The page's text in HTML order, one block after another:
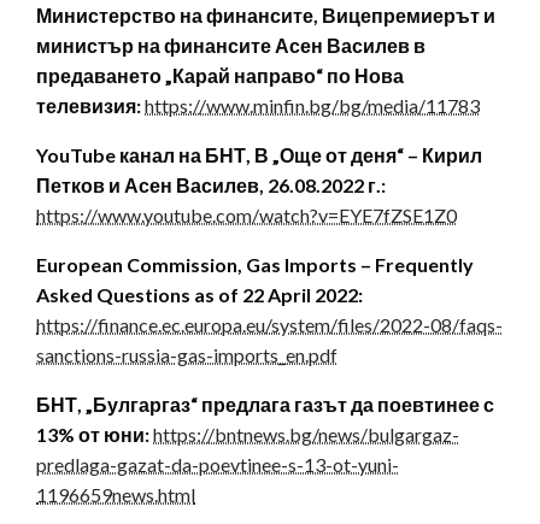
Министерство на финансите, Вицепремиерът и
министър на финансите Асен Василев в
предаването „Карай направо“ по Нова
телевизия:https://www.minfin.bg/bg/media/11783
YouTube канал на БНТ, В „Още от деня“ – Кирил
Петков и Асен Василев, 26.08.2022 г.:
https://www.youtube.com/watch?v=EYE7fZSE1Z0
European Commission, Gas Imports – Frequently
Asked Questions as of 22 April 2022:
https://finance.ec.europa.eu/system/files/2022-08/faqs-
sanctions-russia-gas-imports_en.pdf
БНТ, „Булгаргаз“ предлага газът да поевтинее с
13% от юни:https://bntnews.bg/news/bulgargaz-
predlaga-gazat-da-poevtinee-s-13-ot-yuni-
1196659news.html